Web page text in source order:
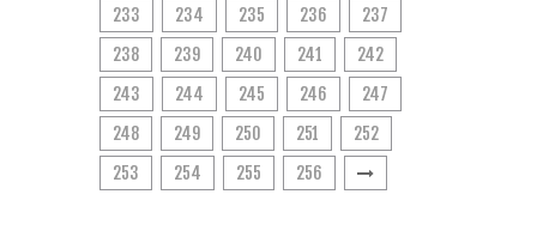
233
234 235 236
237
238
239 240 241
242
243
244 245 246
247
248
249 250 251
252
253
254 255 256